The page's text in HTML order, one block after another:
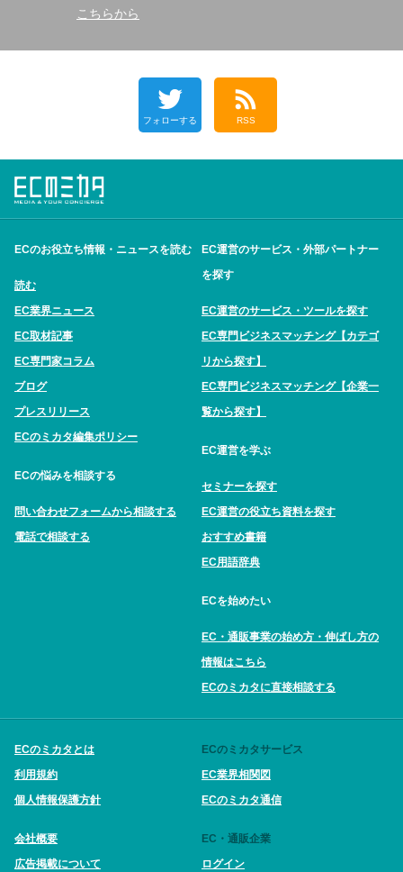
こちらから
フォローする RSS
ECのお役立ち情報・ニュースを読む
読む
EC業界ニュース
EC取材記事
EC専門家コラム
ブログ
プレスリリース
ECのミカタ編集ポリシー
ECの悩みを相談する
問い合わせフォームから相談する
電話で相談する
EC運営のサービス・外部パートナー
を探す
EC運営のサービス・ツールを探す
EC専門ビジネスマッチング【カテゴ
リから探す】
EC専門ビジネスマッチング【企業一
覧から探す】
EC運営を学ぶ
セミナーを探す
EC運営の役立ち資料を探す
おすすめ書籍
EC用語辞典
ECを始めたい
EC・通販事業の始め方・伸ばし方の
情報はこちら
ECのミカタに直接相談する
ECのミカタとは
利用規約
個人情報保護方針
会社概要
広告掲載について
ECのミカタサービス
EC業界相関図
ECのミカタ通信
EC・通販企業
ログイン